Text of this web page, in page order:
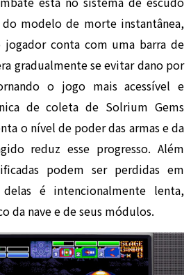
do modelo de morte instantânea,
jogador conta com uma barra de
gradualmente se evitar dano por
o jogo mais acessível e
de coleta de Solrium Gems
o nível de poder das armas e da
reduz esse progresso. Além
podem ser perdidas em
é intencionalmente lenta,
da nave e de seus módulos.